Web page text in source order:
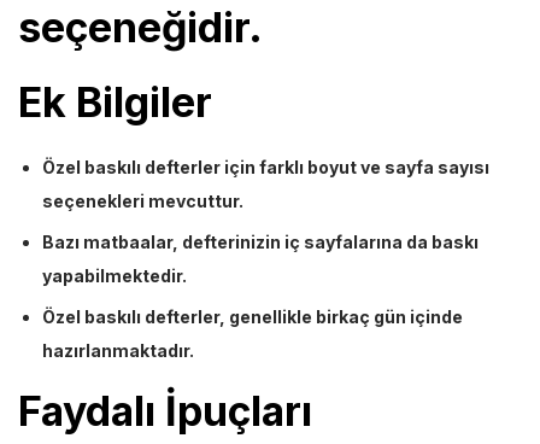
seçeneğidir.
Ek Bilgiler
Özel baskılı defterler için farklı boyut ve sayfa sayısı
seçenekleri mevcuttur.
Bazı matbaalar, defterinizin iç sayfalarına da baskı
yapabilmektedir.
Özel baskılı defterler, genellikle birkaç gün içinde
hazırlanmaktadır.
Faydalı İpuçları